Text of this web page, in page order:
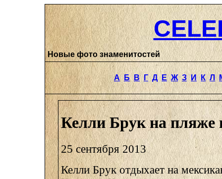
Новые фото знаменитостей
А Б В Г Д Е Ж З И К Л
Келли Брук на пляже
25 сентября 2013
Келли Брук отдыхает на